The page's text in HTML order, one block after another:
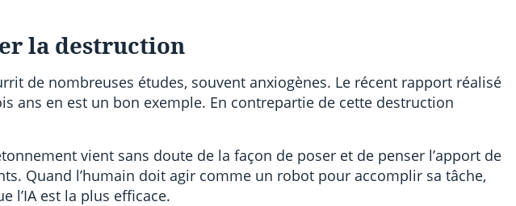
la destruction
de nombreuses études, souvent anxiogènes. Le récent rapport réalisé
ans en est un bon exemple. En contrepartie de cette destruction
vient sans doute de la façon de poser et de penser l’apport de
Quand l’humain doit agir comme un robot pour accomplir sa tâche,
l’IA est la plus efficace.